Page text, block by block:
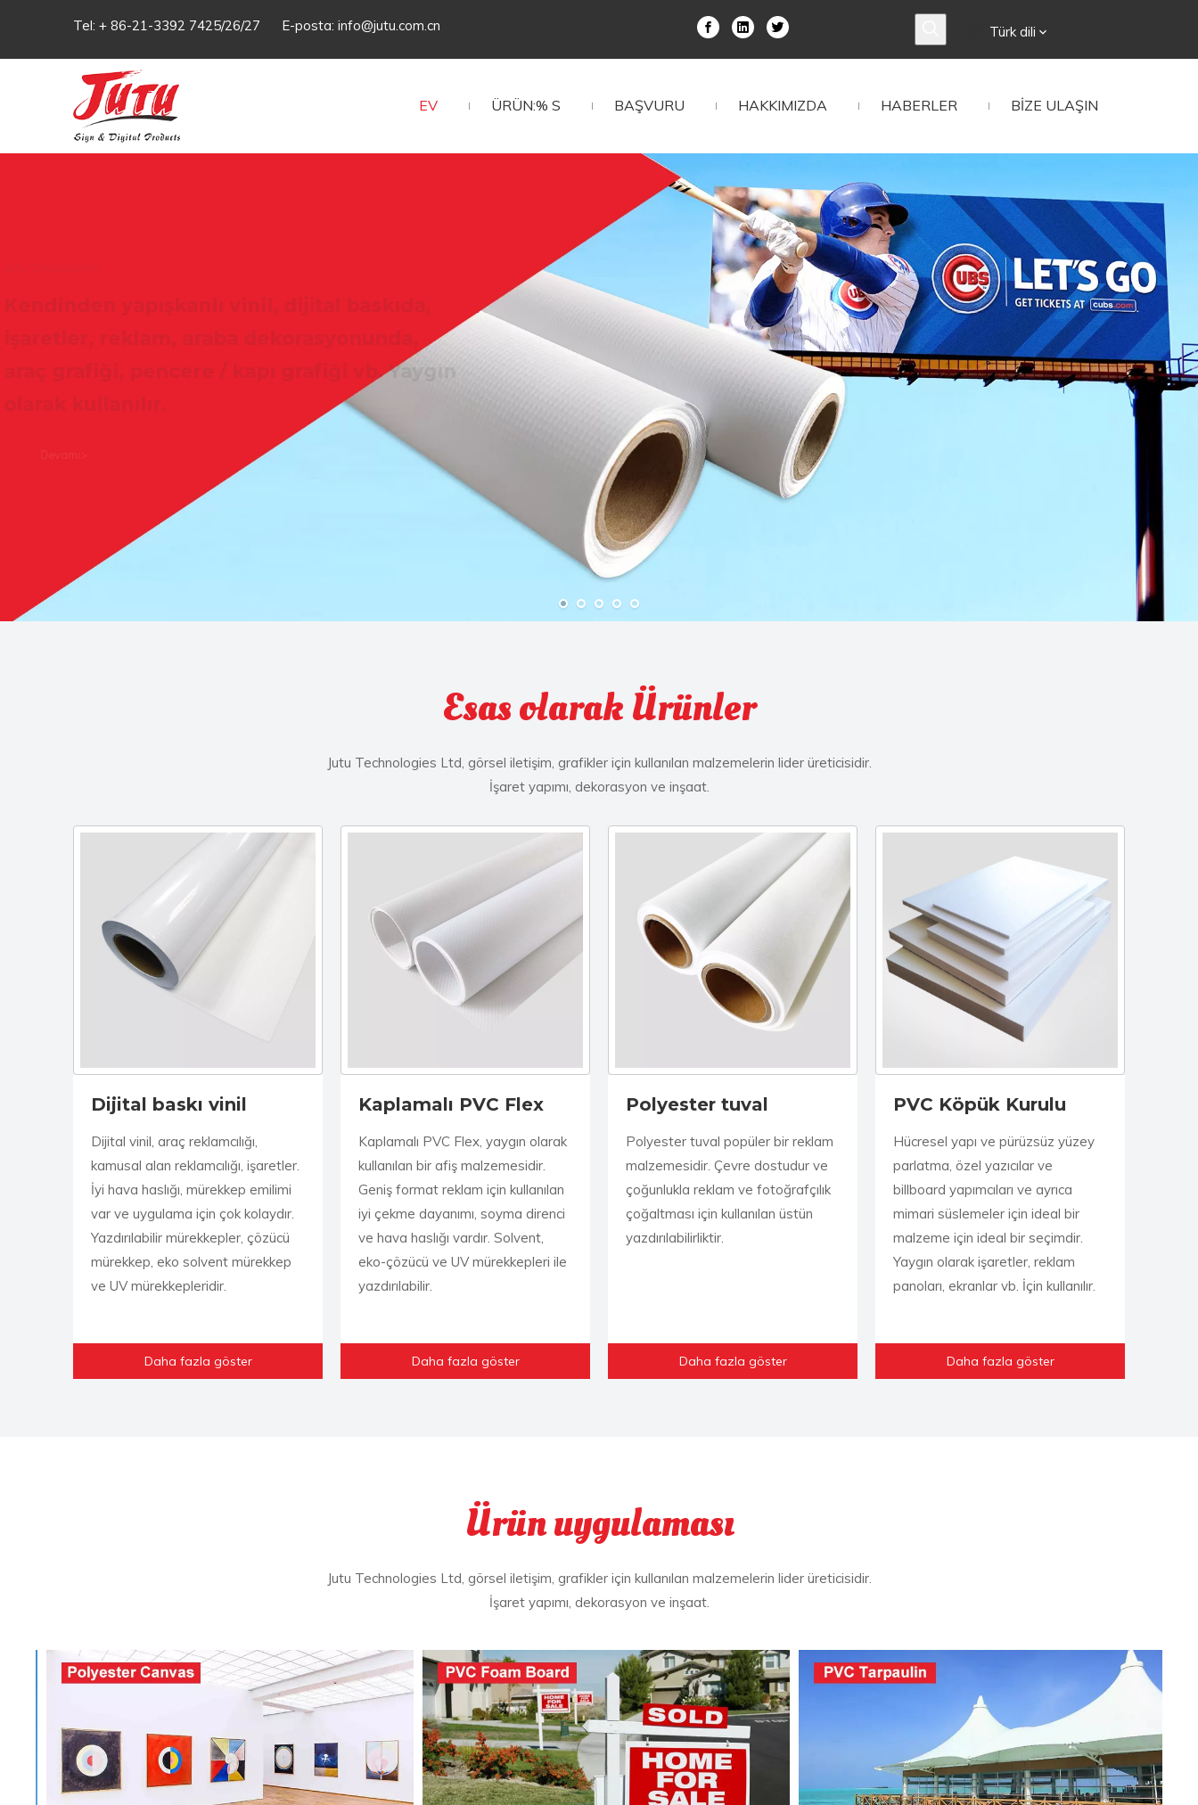
Tel: + 86-21-3392 7425/26/27 E-posta: info@jutu.com.cn Türk dili
EV ÜRÜN:% S BAŞVURU HAKKIMIZDA HABERLER BIZE ULAŞIN
Esas olarak Ürünler
Jutu Technologies Ltd, görsel iletişim, grafikler için kullanılan malzemelerin lider üreticisidir.
İşaret yapımı, dekorasyon ve inşaat.
Dijital baskı vinil
Dijital vinil, araç reklamcılığı,
kamusal alan reklamcılığı, işaretler.
İyi hava haslığı, mürekkep emilimi
var ve uygulama için çok kolaydır.
Yazdırılabilir mürekkepler, çözücü
mürekkep, eko solvent mürekkep
ve UV mürekkepleridir.
Daha fazla göster
Kaplamalı PVC Flex
Kaplamalı PVC Flex, yaygın olarak
kullanılan bir afiş malzemesidir.
Geniş format reklam için kullanılan
iyi çekme dayanımı, soyma direnci
ve hava haslığı vardır. Solvent,
eko-çözücü ve UV mürekkepleri ile
yazdırılabilir.
Daha fazla göster
Polyester tuval
Polyester tuval popüler bir reklam
malzemesidir. Çevre dostudur ve
çoğunlukla reklam ve fotoğrafçılık
çoğaltması için kullanılan üstün
yazdırılabilirliktir.
Daha fazla göster
PVC Köpük Kurulu
Hücresel yapı ve pürüzsüz yüzey
parlatma, özel yazıcılar ve
billboard yapımcıları ve ayrıca
mimari süslemeler için ideal bir
malzeme için ideal bir seçimdir.
Yaygın olarak işaretler, reklam
panoları, ekranlar vb. İçin kullanılır.
Daha fazla göster
Ürün uygulaması
Jutu Technologies Ltd, görsel iletişim, grafikler için kullanılan malzemelerin lider üreticisidir.
İşaret yapımı, dekorasyon ve inşaat.